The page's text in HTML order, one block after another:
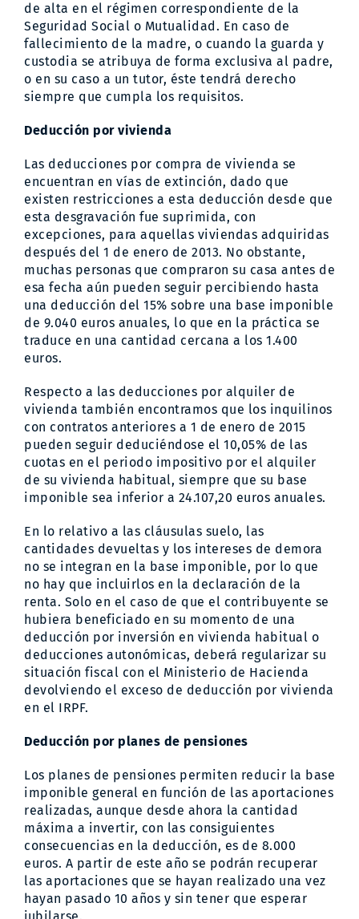
de alta en el régimen correspondiente de la
Seguridad Social o Mutualidad. En caso de
fallecimiento de la madre, o cuando la guarda y
custodia se atribuya de forma exclusiva al padre,
o en su caso a un tutor, éste tendrá derecho
siempre que cumpla los requisitos.
Deducción por vivienda
Las deducciones por compra de vivienda se
encuentran en vías de extinción, dado que
existen restricciones a esta deducción desde que
esta desgravación fue suprimida, con
excepciones, para aquellas viviendas adquiridas
después del 1 de enero de 2013. No obstante,
muchas personas que compraron su casa antes de
esa fecha aún pueden seguir percibiendo hasta
una deducción del 15% sobre una base imponible
de 9.040 euros anuales, lo que en la práctica se
traduce en una cantidad cercana a los 1.400
euros.
Respecto a las deducciones por alquiler de
vivienda también encontramos que los inquilinos
con contratos anteriores a 1 de enero de 2015
pueden seguir deduciéndose el 10,05% de las
cuotas en el periodo impositivo por el alquiler
de su vivienda habitual, siempre que su base
imponible sea inferior a 24.107,20 euros anuales.
En lo relativo a las cláusulas suelo, las
cantidades devueltas y los intereses de demora
no se integran en la base imponible, por lo que
no hay que incluirlos en la declaración de la
renta. Solo en el caso de que el contribuyente se
hubiera beneficiado en su momento de una
deducción por inversión en vivienda habitual o
deducciones autonómicas, deberá regularizar su
situación fiscal con el Ministerio de Hacienda
devolviendo el exceso de deducción por vivienda
en el IRPF.
Deducción por planes de pensiones
Los planes de pensiones permiten reducir la base
imponible general en función de las aportaciones
realizadas, aunque desde ahora la cantidad
máxima a invertir, con las consiguientes
consecuencias en la deducción, es de 8.000
euros. A partir de este año se podrán recuperar
las aportaciones que se hayan realizado una vez
hayan pasado 10 años y sin tener que esperar